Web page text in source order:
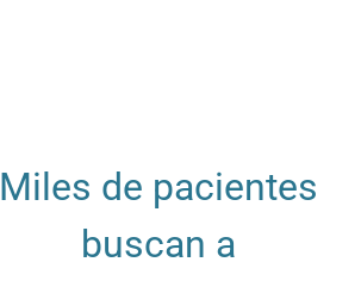
Miles de pacientes
buscan a